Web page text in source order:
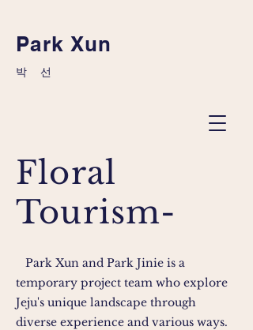
Park Xun
​박 선
Floral
Tourism-
Park Xun and Park Jinie is a
temporary project team who explore
Jeju's unique landscape through
diverse experience and various ways.